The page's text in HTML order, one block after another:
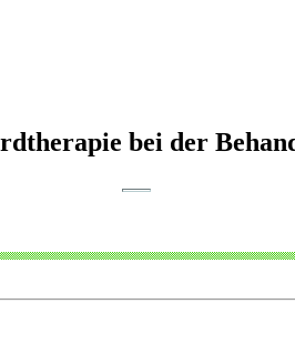
bei der